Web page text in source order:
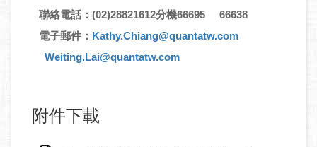
聯絡電話：(02)28821612分機66695 66638
電子郵件： Kathy.Chiang@quantatw.com
Weiting.Lai@quantatw.com
附件下載